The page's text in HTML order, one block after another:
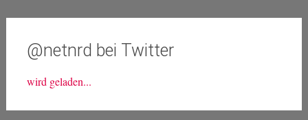
@netnrd bei Twitter
wird geladen...